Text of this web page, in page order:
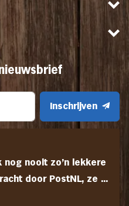
Inschrijven
nog nooit zo'n lekkere
door PostNL, ze ...